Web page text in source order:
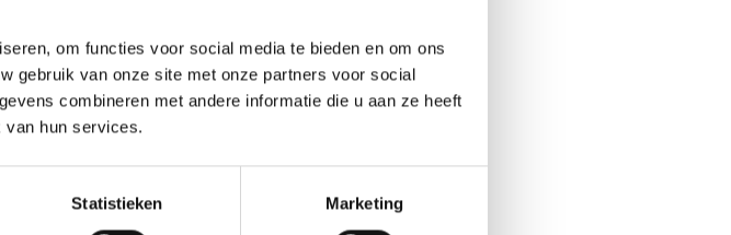
om functies voor social media te bieden en om ons
gebruik van onze site met onze partners voor social
combineren met andere informatie die u aan ze heeft
van hun services.
Statistieken Marketing